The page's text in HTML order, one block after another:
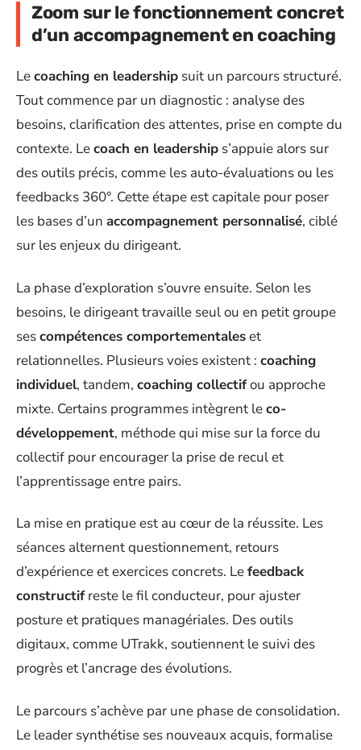
Zoom sur le fonctionnement concret
d’un accompagnement en coaching
Lecoaching en leadership suit un parcours structuré.
Tout commence par un diagnostic : analyse des
besoins, clarification des attentes, prise en compte du
contexte. Lecoach en leadership s’appuie alors sur
des outils précis, comme les auto-évaluations ou les
feedbacks 360°. Cette étape est capitale pour poser
les bases d’un accompagnement personnalisé, ciblé
sur les enjeux du dirigeant.
La phase d’exploration s’ouvre ensuite. Selon les
besoins, le dirigeant travaille seul ou en petit groupe
sescompétences comportementaleset
relationnelles. Plusieurs voies existent : coaching
individuel, tandem, coaching collectifou approche
mixte. Certains programmes intègrent leco-
développement, méthode qui mise sur la force du
collectif pour encourager la prise de recul et
l’apprentissage entre pairs.
La mise en pratique est au cœur de la réussite. Les
séances alternent questionnement, retours
d’expérience et exercices concrets. Lefeedback
constructifreste le fil conducteur, pour ajuster
posture et pratiques managériales. Des outils
digitaux, comme UTrakk, soutiennent le suivi des
progrès et l’ancrage des évolutions.
Le parcours s’achève par une phase de consolidation.
Le leader synthétise ses nouveaux acquis, formalise